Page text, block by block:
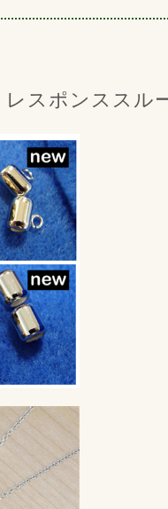
スポンススル